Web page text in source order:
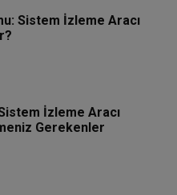
Sistem İzleme Aracı
İzleme Aracı
Gerekenler